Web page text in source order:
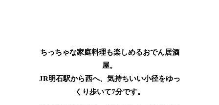
ちっちゃな家庭料理も楽しめるおでん居酒
屋。
JR明石駅から西へ、気持ちいい小径をゆっ
くり歩いて7分です。